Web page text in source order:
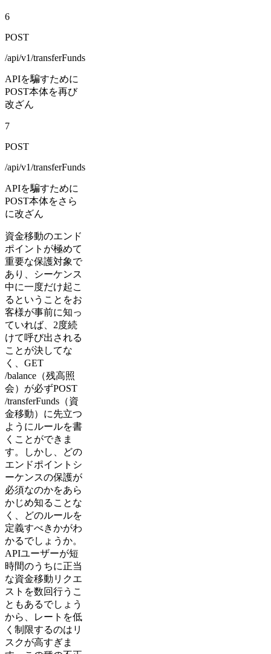
6
POST
/api/v1/transferFunds
APIを騙すために
POST本体を再び
改ざん
7
POST
/api/v1/transferFunds
APIを騙すために
POST本体をさら
に改ざん
資金移動のエンド
ポイントが極めて
重要な保護対象で
あり、シーケンス
中に一度だけ起こ
るということをお
客様が事前に知っ
ていれば、2度続
けて呼び出される
ことが決してな
く、GET
/balance（残高照
会）が必ずPOST
/transferFunds（資
金移動）に先立つ
ようにルールを書
くことができま
す。しかし、どの
エンドポイントシ
ーケンスの保護が
必須なのかをあら
かじめ知ることな
く、どのルールを
定義すべきかがわ
かるでしょうか。
APIユーザーが短
時間のうちに正当
な資金移動リクエ
ストを数回行うこ
ともあるでしょう
から、レートを低
く制限するのはリ
スクが高すぎま